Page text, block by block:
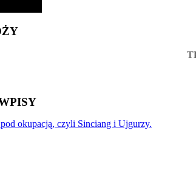
okupacją, czyli Sinciang i Ujgurzy.